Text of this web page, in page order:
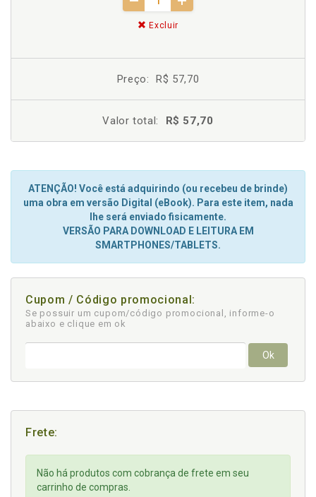
Excluir
Preço: R$ 57,70
Valor total: R$ 57,70
ATENÇÃO! Você está adquirindo (ou recebeu de brinde)
uma obra em versão Digital (eBook). Para este item, nada
lhe será enviado fisicamente.
VERSÃO PARA DOWNLOAD E LEITURA EM
SMARTPHONES/TABLETS.
Cupom / Código promocional:
Se possuir um cupom/código promocional, informe-o
abaixo e clique em ok
Ok
Frete:
Não há produtos com cobrança de frete em seu
carrinho de compras.